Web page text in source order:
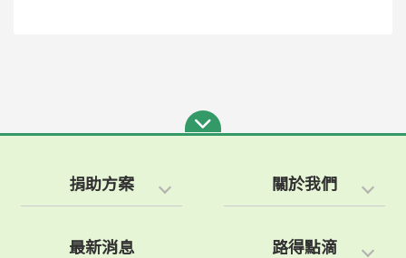
捐助方案 關於我們
最新消息 路得點滴